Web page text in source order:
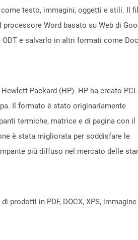
testo, immagini, oggetti e stili. Il
Word basato su Web di
e salvarlo in altri formati come
Packard (HP). HP ha creato
Il formato è stato originariamente
termiche, matrice e di pagina con il
è stata migliorata per soddisfare le
più diffuso nel mercato delle
in PDF, DOCX, XPS, immagine